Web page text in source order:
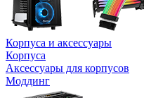
Корпуса и аксессуары
Корпуса
Аксессуары для корпусов
Моддинг